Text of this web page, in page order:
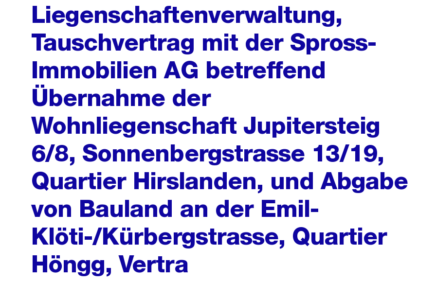
Liegenschaftenverwaltung,
Tauschvertrag mit der Spross-
Immobilien AG betreffend
Übernahme der
Wohnliegenschaft Jupitersteig
6/8, Sonnenbergstrasse 13/19,
Quartier Hirslanden, und Abgabe
von Bauland an der Emil-
Klöti-/Kürbergstrasse, Quartier
Höngg, Vertra